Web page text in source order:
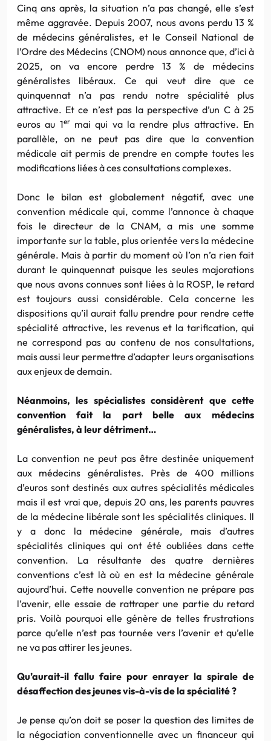
Cinq ans après, la situation n’a pas changé, elle s’est
même aggravée. Depuis 2007, nous avons perdu 13 %
de médecins généralistes, et le Conseil National de
l’Ordre des Médecins (CNOM) nous annonce que, d’ici à
2025, on va encore perdre 13 % de médecins
généralistes libéraux. Ce qui veut dire que ce
quinquennat n’a pas rendu notre spécialité plus
attractive. Et ce n’est pas la perspective d’un C à 25
euros au 1ermai qui va la rendre plus attractive. En
parallèle, on ne peut pas dire que la convention
médicale ait permis de prendre en compte toutes les
modifications liées à ces consultations complexes.
Donc le bilan est globalement négatif, avec une
convention médicale qui, comme l’annonce à chaque
fois le directeur de la CNAM, a mis une somme
importante sur la table, plus orientée vers la médecine
générale. Mais à partir du moment où l’on n’a rien fait
durant le quinquennat puisque les seules majorations
que nous avons connues sont liées à la ROSP, le retard
est toujours aussi considérable. Cela concerne les
dispositions qu’il aurait fallu prendre pour rendre cette
spécialité attractive, les revenus et la tarification, qui
ne correspond pas au contenu de nos consultations,
mais aussi leur permettre d’adapter leurs organisations
aux enjeux de demain.
Néanmoins, les spécialistes considèrent que cette
convention fait la part belle aux médecins
généralistes, à leur détriment…
La convention ne peut pas être destinée uniquement
aux médecins généralistes. Près de 400 millions
d’euros sont destinés aux autres spécialités médicales
mais il est vrai que, depuis 20 ans, les parents pauvres
de la médecine libérale sont les spécialités cliniques. Il
y a donc la médecine générale, mais d’autres
spécialités cliniques qui ont été oubliées dans cette
convention. La résultante des quatre dernières
conventions c’est là où en est la médecine générale
aujourd’hui. Cette nouvelle convention ne prépare pas
l’avenir, elle essaie de rattraper une partie du retard
pris. Voilà pourquoi elle génère de telles frustrations
parce qu’elle n’est pas tournée vers l’avenir et qu’elle
ne va pas attirer les jeunes.
Qu’aurait-il fallu faire pour enrayer la spirale de
désaffection des jeunes vis-à-vis de la spécialité ?
Je pense qu’on doit se poser la question des limites de
la négociation conventionnelle avec un financeur qui